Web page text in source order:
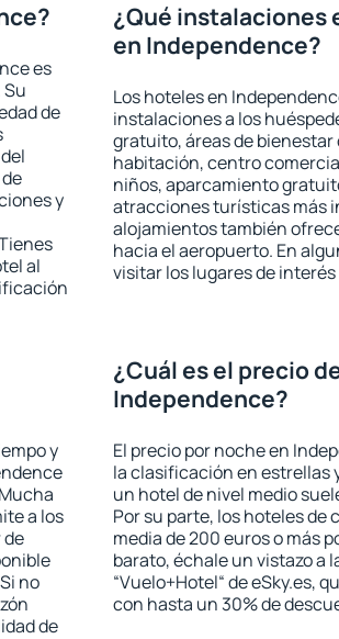
es
de
y
al
¿Qué instalaciones
en Independence?
Los hoteles en
instalaciones a los
gratuito, áreas de
habitación, centro
niños, aparcamiento
atracciones turísticas más
alojamientos también
hacia el aeropuerto. En
visitar los lugares de
y
a los
de
no
de
¿Cuál es el precio
Independence?
El precio por noche en
la clasificación en estrellas
un hotel de nivel medio
Por su parte, los hoteles
media de 200 euros o más
barato, échale un vistazo a
“Vuelo+Hotel“ de eSky.es,
con hasta un 30% de